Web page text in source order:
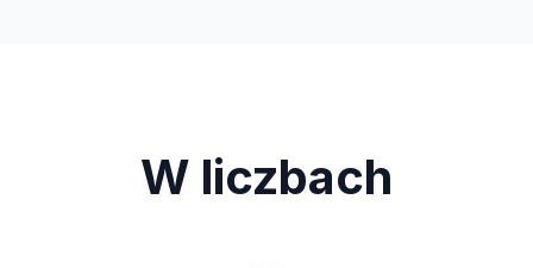
W liczbach